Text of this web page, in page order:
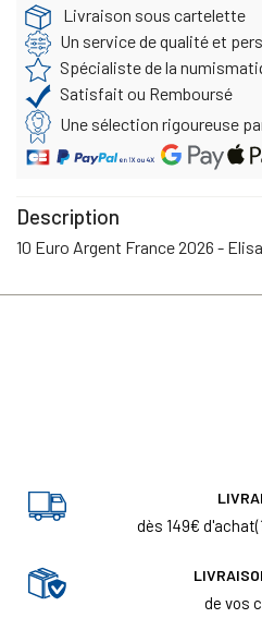
Livraison sous cartelette
Un service de qualité et
Spécialiste de la
Satisfait ou Remboursé
Une sélection rigoureuse
Description
10 Euro Argent France 2026 -
dès 149€
de vos